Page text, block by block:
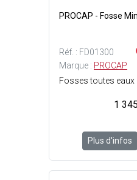
PROCAP - Fosse
Réf. : FD01300
Marque : PROCAP
1
Plus d'infos